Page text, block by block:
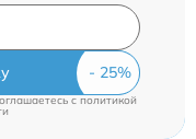
cполитикой